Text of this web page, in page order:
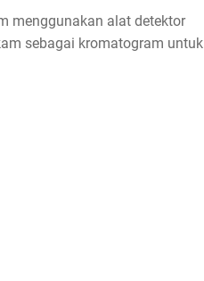
menggunakan alat detektor
sebagai kromatogram untuk